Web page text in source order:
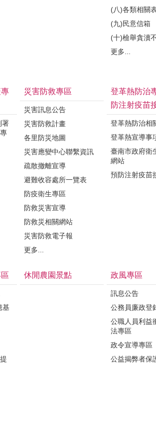
(八)各類相關
(九)民意信箱
(十)檢舉貪瀆
更多...
署
災害防救專區
災害訊息公告
災害防救計畫
各里防災地圖
災害應變中心聯繫資訊
疏散撤離宣導
避難收容處所一覽表
防疫衛生專區
防救災害宣導
防救災相關網站
災害防救電子報
更多...
登革熱防治
防注射疫苗
登革熱防治相
登革熱宣導事
臺南市政府衛
網站
預防注射疫苗
基
休閒農園景點 政風專區
訊息公告
公務員廉政登
公職人員利益
法專區
政令宣導專區
公益揭弊者保